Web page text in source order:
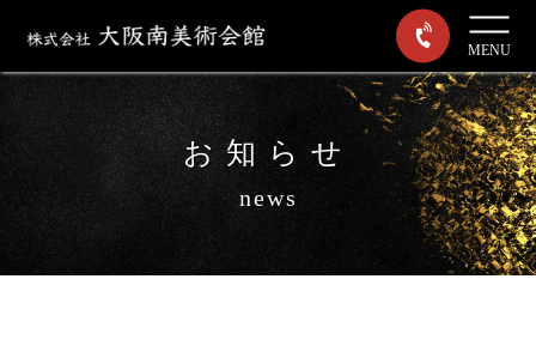
MENU
お知らせ
news